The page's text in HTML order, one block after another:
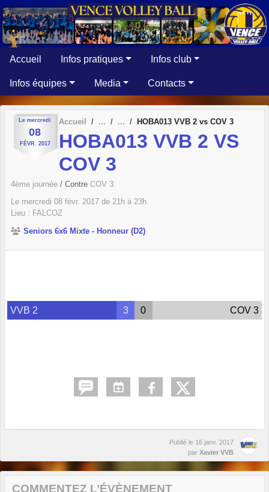
Accueil Infos pratiques Infos club
Infos équipes Media Contacts
Le mercredi
08
FÉVR. 2017
Accueil HOBA013 VVB 2 vs COV 3
HOBA013 VVB 2 VS
COV 3
4ème journée / Contre COV 3
Le mercredi 08 févr. 2017 de 21h à 23h
Lieu : FALCOZ
Seniors 6x6 Mixte - Honneur (D2)
VVB 2 3 0 COV 3
Publié le 16 janv. 2017
par Xavier VVB
COMMENTEZ L’ÉVÈNEMENT
Panneau de gestion des cookies